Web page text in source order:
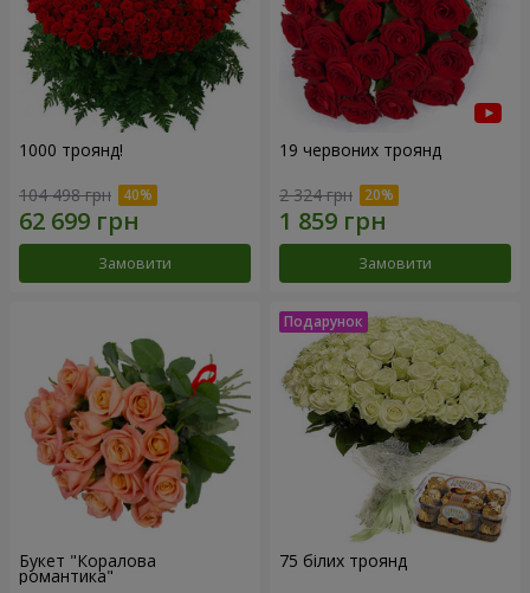
1000 троянд!
104 498 грн
Замовити
19 червоних троянд
2 324 грн
Замовити
Букет "Коралова
романтика"
75 білих троянд